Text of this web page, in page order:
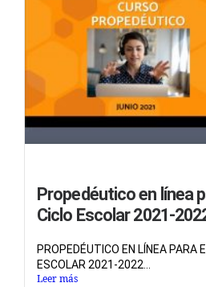
Propedéutico en línea
Ciclo Escolar 2021-
PROPEDÉUTICO EN LÍNEA PARA
ESCOLAR 2021-2022...
Leer más